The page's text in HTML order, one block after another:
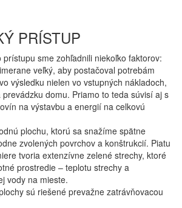
PRÍSTUP
sme zohľadnili niekoľko faktorov:
veľký, aby postačoval potrebám
výsledku nielen vo vstupných nákladoch,
domu. Priamo to teda súvisí aj s
na výstavbu a energií na celkovú
plochu, ktorú sa snažíme spätne
zvolených povrchov a konštrukcií. Piatu
tvoria extenzívne zelené strechy, ktoré
prostredie – teplotu strechy a
vody na mieste.
sú riešené prevažne zatrávňovacou